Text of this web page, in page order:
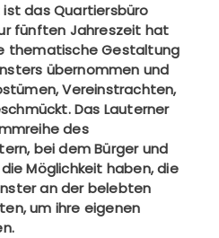
das Quartiersbüro
fünften Jahreszeit hat
thematische Gestaltung
übernommen und
Vereinstrachten,
Das Lauterner
des
bei dem Bürger und
Möglichkeit haben, die
an der belebten
um ihre eigenen